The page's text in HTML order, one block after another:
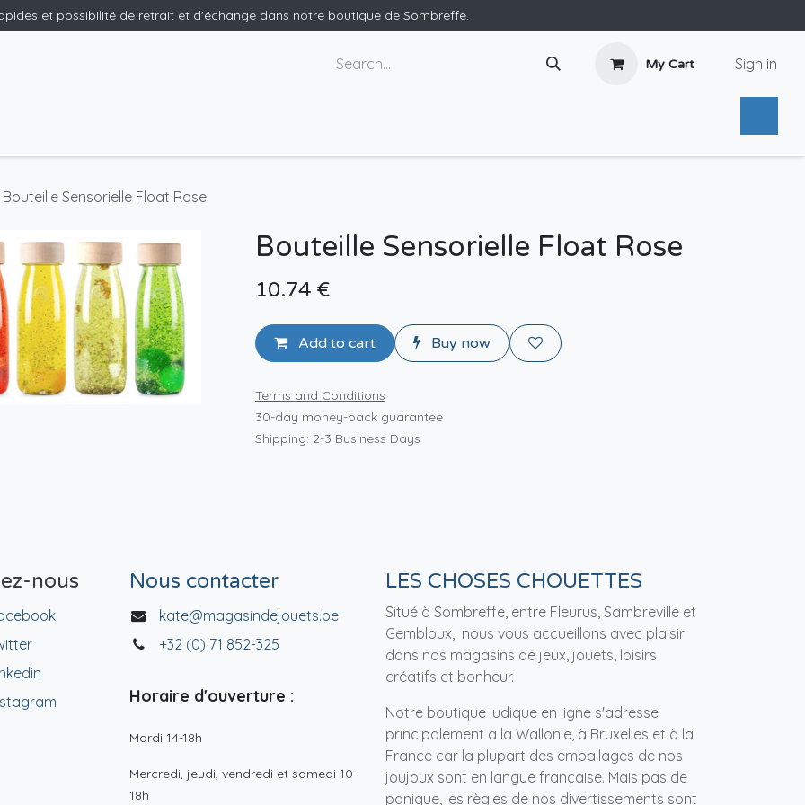
et possibilité de retrait et d'échange dans notre boutique de Sombreffe.
My Cart Sign in
Bouteille Sensorielle Float Rose
Bouteille Sensorielle Float Rose
10.74 €
Add to cart Buy now
Terms and Conditions
30-day money-back guarantee
Shipping: 2-3 Business Days
nous Nous contacter
kate@magasindejouets.be
+32 (0) 71 852-325
Horaire d'ouverture :
Mardi 14-18h
Mercredi, jeudi, vendredi et samedi 10-
18h
LES CHOSES CHOUETTES
Situé à Sombreffe, entre Fleurus, Sambreville et
Gembloux, nous vous accueillons avec plaisir
dans nos magasins de jeux, jouets, loisirs
créatifs et bonheur.
Notre boutique ludique en ligne s'adresse
principalement à la Wallonie, à Bruxelles et à la
France car la plupart des emballages de nos
joujoux sont en langue française. Mais pas de
panique, les règles de nos divertissements sont